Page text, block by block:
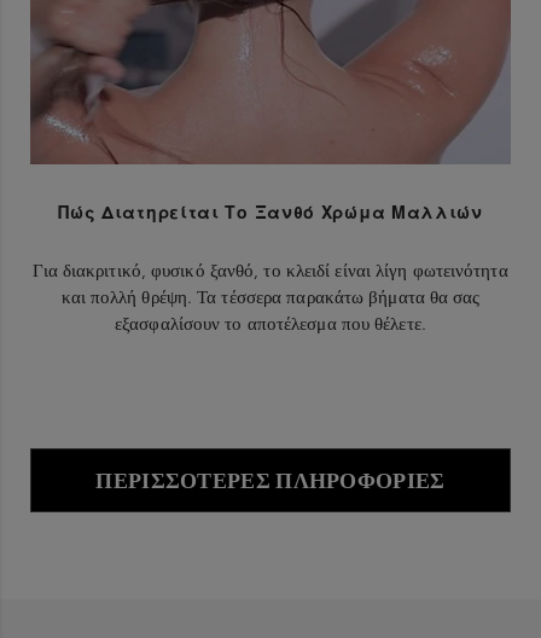
Πώς Διατηρείται Το Ξανθό Χρώμα Μαλλιών
Για διακριτικό, φυσικό ξανθό, το κλειδί είναι λίγη φωτεινότητα
και πολλή θρέψη. Τα τέσσερα παρακάτω βήματα θα σας
εξασφαλίσουν το αποτέλεσμα που θέλετε.
ΠΕΡΙΣΣΌΤΕΡΕΣ ΠΛΗΡΟΦΟΡΊΕΣ